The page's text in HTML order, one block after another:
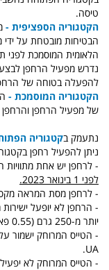
טיסה.
הקטגוריה הספציפית -
הבטיחות מובטחת על
הלאומית המוסמכת לפני
נדרש מפעיל הרחפן
להפעלה בטוחה של
הקטגוריה המוסמכת -
של מפעיל הרחפן
נתעמק בקטגוריה
ניתן להפעיל רחפן
- לרחפן יש אחת מתוויות הזיהוי
לפני 1 בינואר 2023.
- לרחפן מסת המראה מקסימלית של
- הרחפן לא יופעל
יותר מ-250 גרם (0.55 פאונד).
- הטייס המרוחק ישמור
UA.
- הטייס המרוחק לא יפעיל את